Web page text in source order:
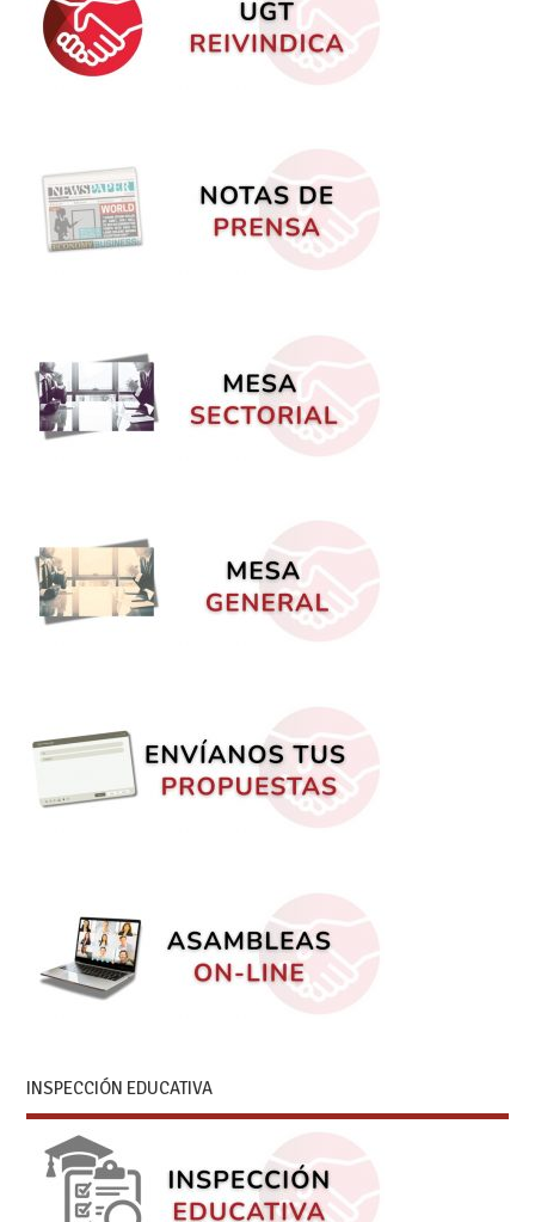
INSPECCIÓN EDUCATIVA